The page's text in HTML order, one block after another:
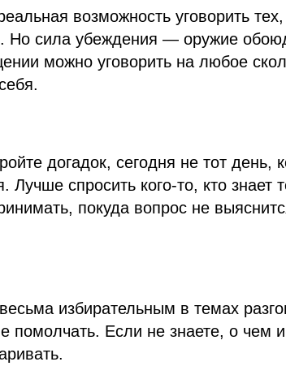
возможность уговорить
Но сила убеждения — оружие
можно уговорить на любое
догадок, сегодня не тот день,
Лучше спросить кого-то, кто знает
покуда вопрос не
избирательным в темах
помолчать. Если не знаете, о чем